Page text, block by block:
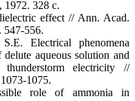
328 с.
effect // Ann. Acad.
556.
Electrical phenomena
aqueous solution and
electricity //
1075.
role of ammonia in